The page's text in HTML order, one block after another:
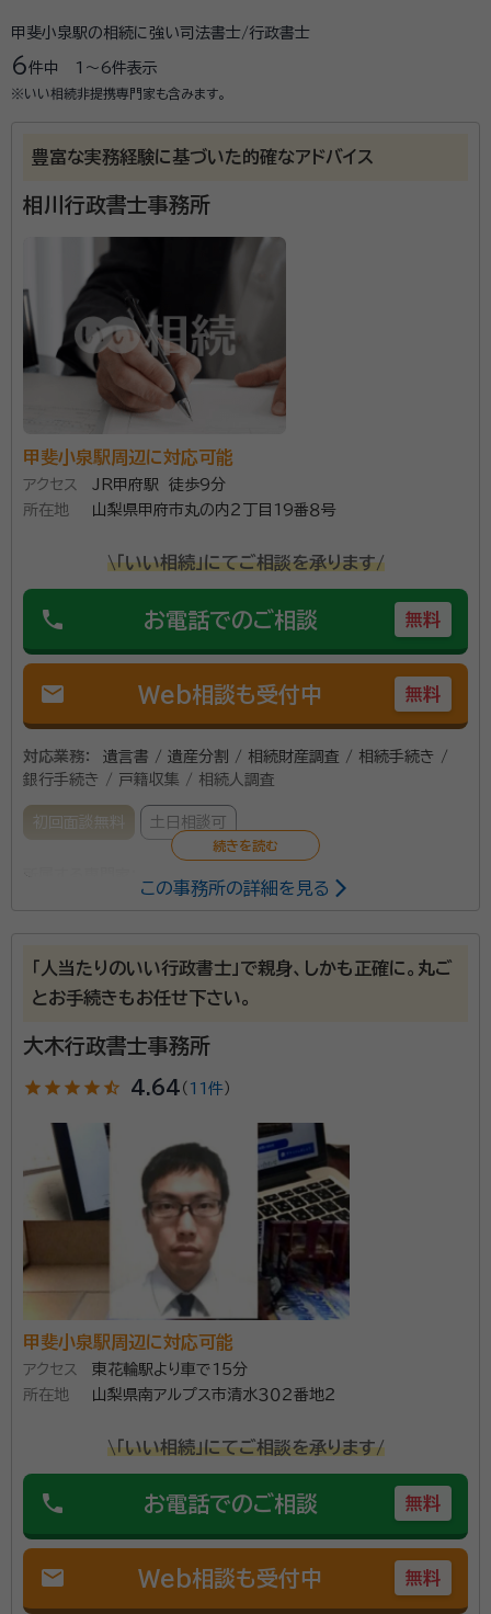
海尻駅 松原湖駅 小海駅 馬流駅
乙女駅 東小諸駅 小諸駅
甲斐小泉駅の相続に強い司法書士/行政書士
6件中 1〜6件表示
※いい相続非提携専門家も含みます。
豊富な実務経験に基づいた的確なアドバイス
相川行政書士事務所
甲斐小泉駅周辺に対応可能
アクセス
JR甲府駅 徒歩9分
所在地
山梨県甲府市丸の内２丁目19番８号
\「いい相続」にてご相談を承ります/
phone お電話でのご相談 無料
mail Web相談も受付中 無料
対応業務：
遺言書 / 遺産分割 / 相続財産調査 / 相続手続き /
銀行手続き / 戸籍収集 / 相続人調査
初回面談無料 土日相談可
当事務所は、主に遺産相続や遺言作成など相続遺言手
続きのサポートを行っております。 お忙しい社会人の方
もお気軽に相談できるよう土日も含め業務に対応させ
(相談のみの場合は有料)はいただいておりません。 相
談料を気にすることなく、なんでもお気軽にご相談くだ
さい。
所属団体： 山梨県行政書士会
この事務所の詳細を見る
「人当たりのいい行政書士」で親身、しかも正確に。丸ご
とお手続きもお任せ下さい。
大木行政書士事務所
star star star star star_half 4.64 （ 11件 ）
甲斐小泉駅周辺に対応可能
アクセス
東花輪駅より車で15分
所在地
山梨県南アルプス市清水３０２番地２
\「いい相続」にてご相談を承ります/
phone お電話でのご相談 無料
mail Web相談も受付中 無料